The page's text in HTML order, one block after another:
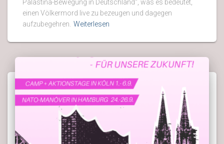
Palästina-Bewegung in Deutschland“, was es bedeutet,
einen Völkermord live zu bezeugen und dagegen
aufzubegehren. Weiterlesen